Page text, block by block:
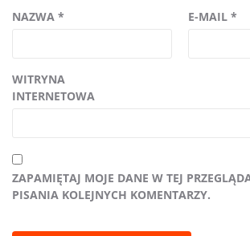
NAZWA * E-MAIL *
WITRYNA
INTERNETOWA
ZAPAMIĘTAJ MOJE DANE W TEJ
PISANIA KOLEJNYCH KOMENTARZY.